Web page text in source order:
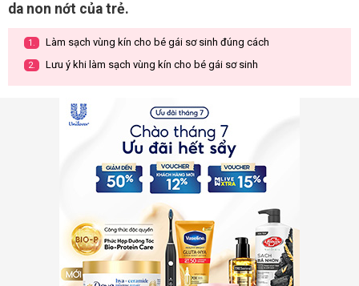
da non nớt của trẻ.
1. Làm sạch vùng kín cho bé gái sơ sinh đúng cách
2. Lưu ý khi làm sạch vùng kín cho bé gái sơ sinh